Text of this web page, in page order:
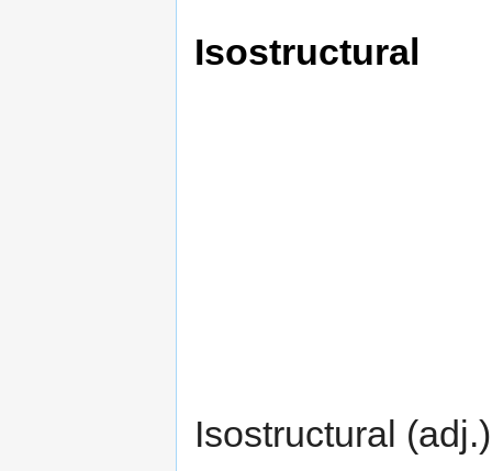
Isostructural
Isostructural